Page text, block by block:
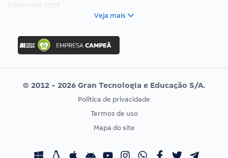
Concursos 2025
Concurso Ibama
Concurso MPU
Editais publicados
Vunesp
CONCURSOS POR PROFISSÃO
Concursos Fiscais
EXAME DE ORDEM
Calendário OAB
Veja mais
© 2012 - 2026 Gran Tecnologia e Educação S/A.
Política de privacidade
Termos de uso
Mapa do site